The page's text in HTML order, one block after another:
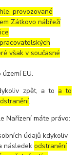
provozované
Zátkovo nábřeží
však v současné
EU.
zpět, a to a to
.
Nařízení máte právo:
údajů kdykoliv
následekodstranění